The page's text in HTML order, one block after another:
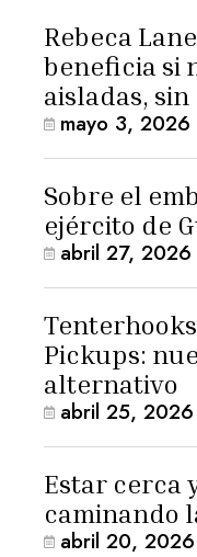
Rebeca
beneficia si
aisladas,
para la
mayo 3, 2026
Sobre el
ejército de
abril 27, 2026
Pickups:
alternativo
abril 25, 2026
Estar cerca
caminando
abril 20, 2026